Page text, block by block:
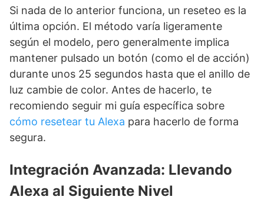
Si nada de lo anterior funciona, un reseteo es la
última opción. El método varía ligeramente
según el modelo, pero generalmente implica
mantener pulsado un botón (como el de acción)
durante unos 25 segundos hasta que el anillo de
luz cambie de color. Antes de hacerlo, te
recomiendo seguir mi guía específica sobre
cómo resetear tu Alexa para hacerlo de forma
segura.
Integración Avanzada: Llevando
Alexa al Siguiente Nivel